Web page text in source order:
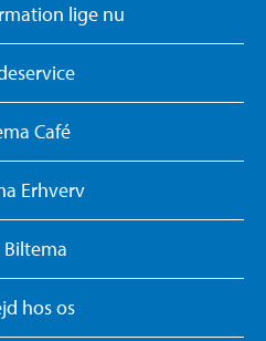
lige nu
Café
Erhverv
Biltema
hos os